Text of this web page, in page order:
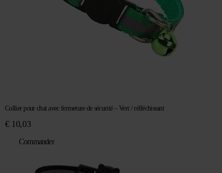
Collier pour chat avec fermeture de sécurité – Vert / réfléchissant
€10,03
Commander